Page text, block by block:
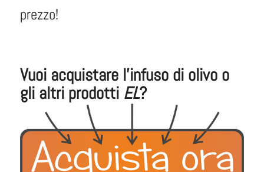
prezzo!
Vuoi acquistare l'infuso di olivo o
gli altri prodotti EL?